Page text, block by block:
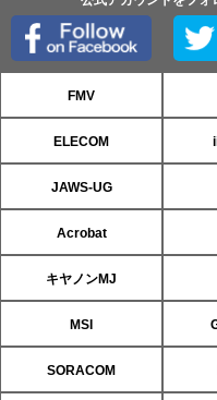
FMV
ELECOM
JAWS-UG
Acrobat
キヤノンMJ
MSI
SORACOM